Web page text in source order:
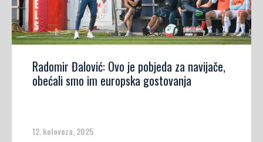
Radomir Đalović: Ovo je pobjeda za navijače,
obećali smo im europska gostovanja
12. kolovoza, 2025